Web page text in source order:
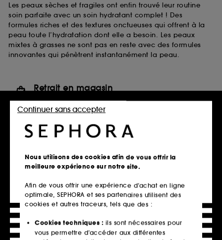
Les peaux sèches et fragiles ont enfin trouvé leur routine
soin parfaite avec un soin hydratant complet ! Des
formules riches et des textures onctueuses qui offrent à la
peau toute l’hydratation dont elle a besoin. Les peaux
mixtes à grasses ne sont pas en reste avec des formules
innovantes qui pénètrent instantanément la peau.
Retrait en magasin
Click & Collect en 2h offert
En savoir plus
Livraison standard offerte
à domicile dès 60€ en France
métropolitaine et Monaco
Explorer l'offre
Paiements sécurisés
En savoir plus
Nous utilisons des cookies afin de vous offrir la
meilleure expérience sur notre site.
Afin de vous offrir une expérience d’achat en ligne
optimale, SEPHORA et ses partenaires utilisent des
cookies et autres traceurs, tels que des :
Cookies techniques : ils sont nécessaires pour
vous permettre d’accéder aux différentes
Continuer sans accepter